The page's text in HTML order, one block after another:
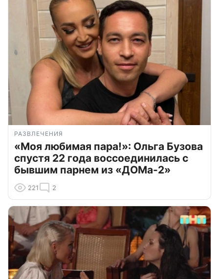
РАЗВЛЕЧЕНИЯ
«Моя любимая пара!»: Ольга Бузова
спустя 22 года воссоединилась с
бывшим парнем из «ДОМа-2»
221 2